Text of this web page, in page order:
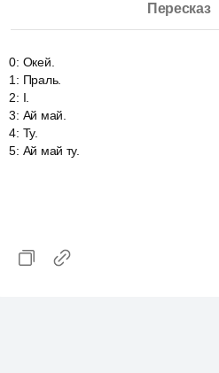
Пересказ
0: Окей.
1 : Праль.
2: I.
3: Ай май.
4: Ту.
5: Ай май ту.